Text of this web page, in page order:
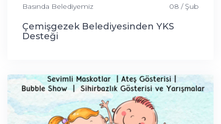
Basında Belediyemiz 08 / Şub
Çemişgezek Belediyesinden YKS
Desteği